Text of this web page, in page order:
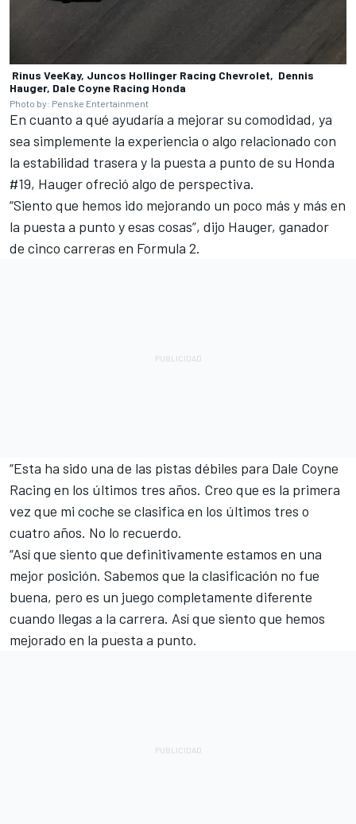
Rinus VeeKay, Juncos Hollinger Racing Chevrolet, Dennis
Hauger, Dale Coyne Racing Honda
Photo by: Penske Entertainment
En cuanto a qué ayudaría a mejorar su comodidad, ya
sea simplemente la experiencia o algo relacionado con
la estabilidad trasera y la puesta a punto de su Honda
#19, Hauger ofreció algo de perspectiva.
“Siento que hemos ido mejorando un poco más y más en
la puesta a punto y esas cosas”, dijo Hauger, ganador
de cinco carreras en Formula 2.
“Esta ha sido una de las pistas débiles para Dale Coyne
Racing en los últimos tres años. Creo que es la primera
vez que mi coche se clasifica en los últimos tres o
cuatro años. No lo recuerdo.
“Así que siento que definitivamente estamos en una
mejor posición. Sabemos que la clasificación no fue
buena, pero es un juego completamente diferente
cuando llegas a la carrera. Así que siento que hemos
mejorado en la puesta a punto.